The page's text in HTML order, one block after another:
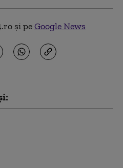
și peGoogle News